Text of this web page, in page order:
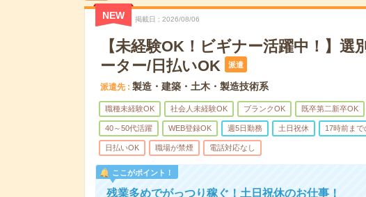
NEW 掲載日 2026/08/06
【未経験OK！ビギナー活躍中！】選
ーター/日払いOK
派遣
派遣先 製造・建築・土木・製造技術系
職種未経験OK 社会人未経験OK ブランクOK 既卒第二新卒OK
40～50代活躍 WEB登録OK 週5日勤務 土日祝休 17時前まで
日払いOK 職場が禁煙 電話対応なし
ここがポイント！
残業多めでがっつり稼ぐ！土日祝休のお仕事！